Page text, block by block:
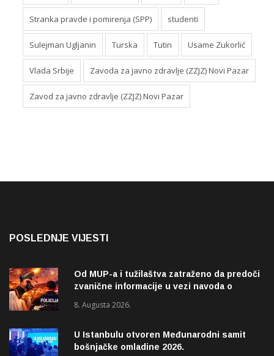
Stranka pravde i pomirenja (SPP) studenti
Sulejman Ugljanin Turska Tutin Usame Zukorlić
Vlada Srbije Zavoda za javno zdravlje (ZZJZ) Novi Pazar
Zavod za javno zdravlje (ZZJZ) Novi Pazar
POSLEDNJE VIJESTI
Od MUP-a i tužilaštva zatraženo da predoči
zvanične informacije u vezi navoda o
Pazaru
8. Augusta 2026.
U Istanbulu otvoren Međunarodni samit
bošnjačke omladine 2026.